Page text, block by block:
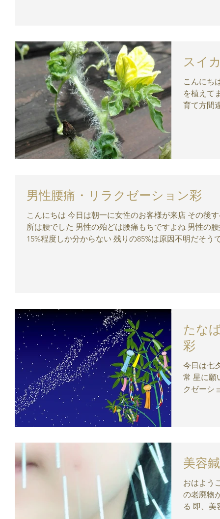
スイ
こんにちはー 今日も暑すぎます
を植えてます まったく大きくな
育て方間違えて
男性腰痛・リラクゼーション彩
こんにちは 今日は朝一に女性のお客様が来店 その後すべて男性のお客様。 そして皆様ツライ
所は腰でした 男性の殆どは腰痛もちですよね 男性の腰痛の原因、実は・・・ なんと全体の
たな
彩
今日は七夕 何か特別な事をと思いなが
常 星に願い事何しよう 『健康』かな............ リラ
クゼーショ
美容
おはようございます
の老廃物
る 即、美容鍼 スッキリは当たり前＼(＾o＾)／ ご